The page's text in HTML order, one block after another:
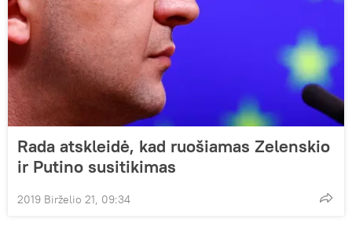
Rada atskleidė, kad ruošiamas Zelenskio
ir Putino susitikimas
2019 Birželio 21, 09:34